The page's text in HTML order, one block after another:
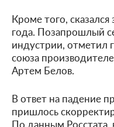
Кроме того,
года. Позапрошлый
индустрии, отметил
союза
Артем Белов.
В ответ на падение
пришлось
По данным Росстата,